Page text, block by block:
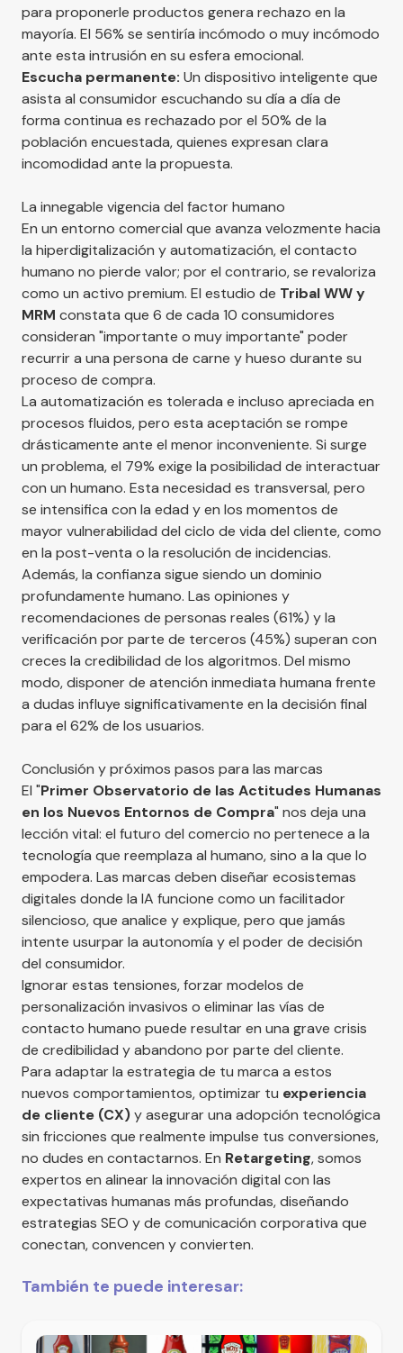
para proponerle productos genera rechazo en la
mayoría. El 56% se sentiría incómodo o muy incómodo
ante esta intrusión en su esfera emocional.
Escucha permanente: Un dispositivo inteligente que
asista al consumidor escuchando su día a día de
forma continua es rechazado por el 50% de la
población encuestada, quienes expresan clara
incomodidad ante la propuesta.
La innegable vigencia del factor humano
En un entorno comercial que avanza velozmente hacia
la hiperdigitalización y automatización, el contacto
humano no pierde valor; por el contrario, se revaloriza
como un activo premium. El estudio de Tribal WW y
MRM constata que 6 de cada 10 consumidores
consideran "importante o muy importante" poder
recurrir a una persona de carne y hueso durante su
proceso de compra.
La automatización es tolerada e incluso apreciada en
procesos fluidos, pero esta aceptación se rompe
drásticamente ante el menor inconveniente. Si surge
un problema, el 79% exige la posibilidad de interactuar
con un humano. Esta necesidad es transversal, pero
se intensifica con la edad y en los momentos de
mayor vulnerabilidad del ciclo de vida del cliente, como
en la post-venta o la resolución de incidencias.
Además, la confianza sigue siendo un dominio
profundamente humano. Las opiniones y
recomendaciones de personas reales (61%) y la
verificación por parte de terceros (45%) superan con
creces la credibilidad de los algoritmos. Del mismo
modo, disponer de atención inmediata humana frente
a dudas influye significativamente en la decisión final
para el 62% de los usuarios.
Conclusión y próximos pasos para las marcas
El "Primer Observatorio de las Actitudes Humanas
en los Nuevos Entornos de Compra" nos deja una
lección vital: el futuro del comercio no pertenece a la
tecnología que reemplaza al humano, sino a la que lo
empodera. Las marcas deben diseñar ecosistemas
digitales donde la IA funcione como un facilitador
silencioso, que analice y explique, pero que jamás
intente usurpar la autonomía y el poder de decisión
del consumidor.
Ignorar estas tensiones, forzar modelos de
personalización invasivos o eliminar las vías de
contacto humano puede resultar en una grave crisis
de credibilidad y abandono por parte del cliente.
Para adaptar la estrategia de tu marca a estos
nuevos comportamientos, optimizar tu experiencia
de cliente (CX)y asegurar una adopción tecnológica
sin fricciones que realmente impulse tus conversiones,
no dudes en contactarnos. En Retargeting, somos
expertos en alinear la innovación digital con las
expectativas humanas más profundas, diseñando
estrategias SEO y de comunicación corporativa que
conectan, convencen y convierten.
También te puede interesar: